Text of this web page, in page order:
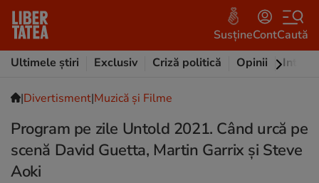
SusțineContCaută
Ultimele știri
Exclusiv Criză politică Opinii
|Divertisment|Muzică și Filme
Program pe zile Untold 2021. Când urcă pe
scenă David Guetta, Martin Garrix și Steve
Aoki